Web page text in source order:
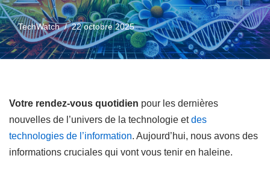
TechWatch 22 octobre 2025
Votre rendez-vous quotidien pour les dernières
nouvelles de l’univers de la technologie etdes
technologies de l’information. Aujourd’hui, nous avons des
informations cruciales qui vont vous tenir en haleine.